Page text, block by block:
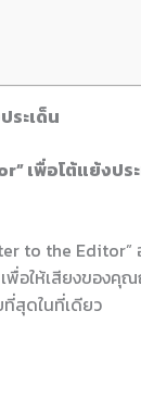
ระเด็น
เพื่อโต้แย้งปร
to the Editor”
พื่อให้เสียงของ
ที่สุดในที่เดียว